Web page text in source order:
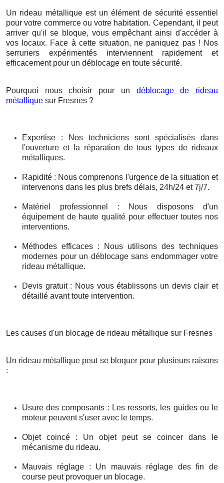
Un rideau métallique est un élément de sécurité essentiel
pour votre commerce ou votre habitation. Cependant, il peut
arriver qu'il se bloque, vous empêchant ainsi d'accéder à
vos locaux. Face à cette situation, ne paniquez pas ! Nos
serruriers expérimentés interviennent rapidement et
efficacement pour un déblocage en toute sécurité.
Pourquoi nous choisir pour un déblocage de rideau
métallique sur Fresnes ?
Expertise : Nos techniciens sont spécialisés dans
l'ouverture et la réparation de tous types de rideaux
métalliques.
Rapidité : Nous comprenons l'urgence de la situation et
intervenons dans les plus brefs délais, 24h/24 et 7j/7.
Matériel professionnel : Nous disposons d'un
équipement de haute qualité pour effectuer toutes nos
interventions.
Méthodes efficaces : Nous utilisons des techniques
modernes pour un déblocage sans endommager votre
rideau métallique.
Devis gratuit : Nous vous établissons un devis clair et
détaillé avant toute intervention.
Les causes d'un blocage de rideau métallique sur Fresnes
Un rideau métallique peut se bloquer pour plusieurs raisons
:
Usure des composants : Les ressorts, les guides ou le
moteur peuvent s'user avec le temps.
Objet coincé : Un objet peut se coincer dans le
mécanisme du rideau.
Mauvais réglage : Un mauvais réglage des fin de
course peut provoquer un blocage.